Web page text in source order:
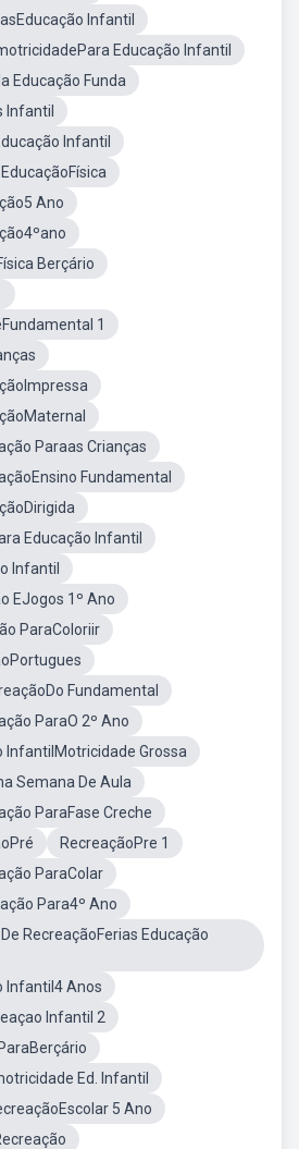
Infantil
Educação Infantil
Educação Funda
Infantil
Infantil
Ano
Berçário
1
Paraas Crianças
Fundamental
Educação Infantil
Infantil
EJogos 1º Ano
ParaColoriir
Fundamental
ParaO 2º Ano
InfantilMotricidade Grossa
Semana De Aula
ParaFase Creche
RecreaçãoPre 1
ParaColar
Para4º Ano
RecreaçãoFerias Educação
Infantil4 Anos
Infantil 2
Ed. Infantil
5 Ano